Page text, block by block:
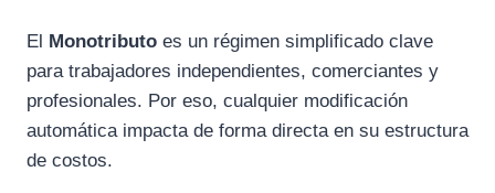
El Monotributo es un régimen simplificado clave
para trabajadores independientes, comerciantes y
profesionales. Por eso, cualquier modificación
automática impacta de forma directa en su estructura
de costos.